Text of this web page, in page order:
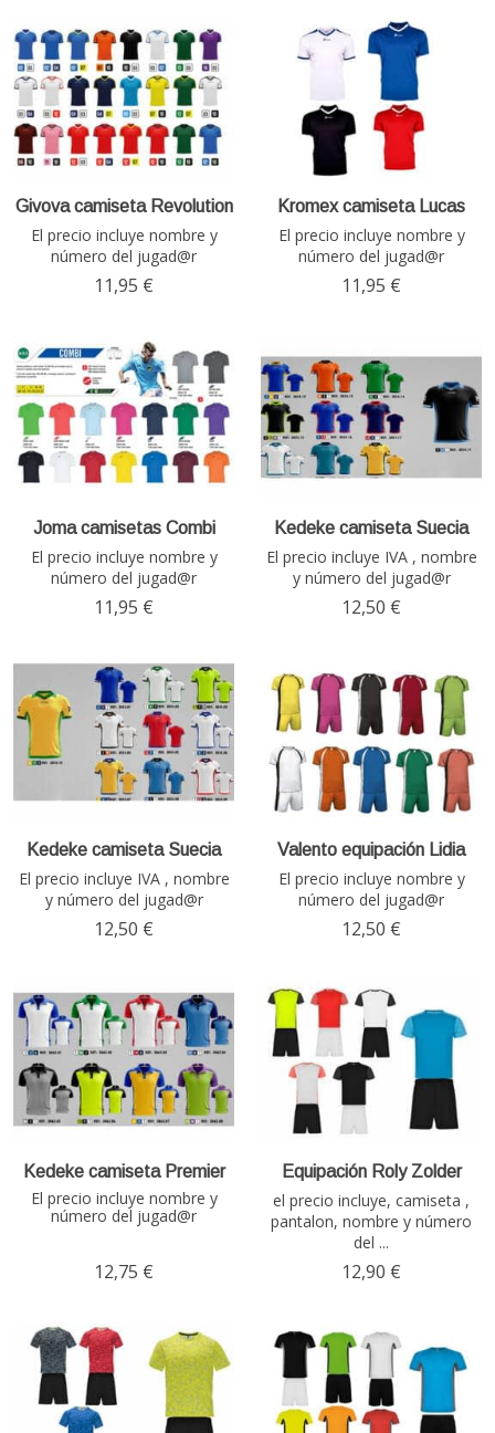
Givova camiseta Revolution
El precio incluye nombre y
número del jugad@r
11,95 €
Kromex camiseta Lucas
El precio incluye nombre y
número del jugad@r
11,95 €
Joma camisetas Combi
El precio incluye nombre y
número del jugad@r
11,95 €
Kedeke camiseta Suecia
El precio incluye IVA , nombre
y número del jugad@r
12,50 €
Kedeke camiseta Suecia
El precio incluye IVA , nombre
y número del jugad@r
12,50 €
Valento equipación Lidia
El precio incluye nombre y
número del jugad@r
12,50 €
Kedeke camiseta Premier
El precio incluye nombre y
número del jugad@r
12,75 €
Equipación Roly Zolder
el precio incluye, camiseta ,
pantalon, nombre y número
del ...
12,90 €